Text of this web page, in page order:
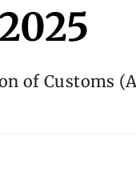
of Customs